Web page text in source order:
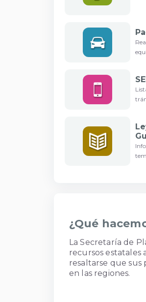
¿Qué
La Secretaría de
recursos estatales
resaltarse que sus
en las regiones.